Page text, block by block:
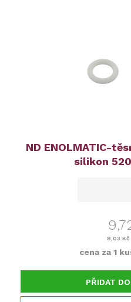
ND ENOLMATIC-
silikon
8,03 Kč
cena za 1
PŘIDAT